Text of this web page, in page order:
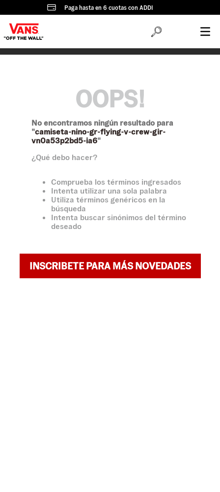
Paga hasta en 6 cuotas con ADDI
OOPS!
No encontramos ningún resultado para
"camiseta-nino-gr-flying-v-crew-gir-
vn0a53p2bd5-ia6"
¿Qué debo hacer?
Comprueba los términos ingresados
Intenta utilizar una sola palabra
Utiliza términos genéricos en la
búsqueda
Intenta buscar sinónimos del término
deseado
INSCRIBETE PARA MÁS NOVEDADES